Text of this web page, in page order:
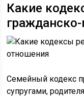
Какие
Семейный кодекс
супругами,